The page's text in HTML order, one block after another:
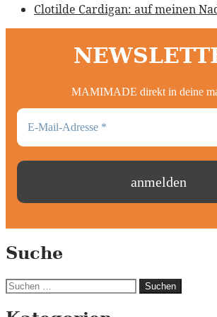
Clotilde Cardigan: auf meinen
MAMIMADE direkt in deine
Suche
Suchen